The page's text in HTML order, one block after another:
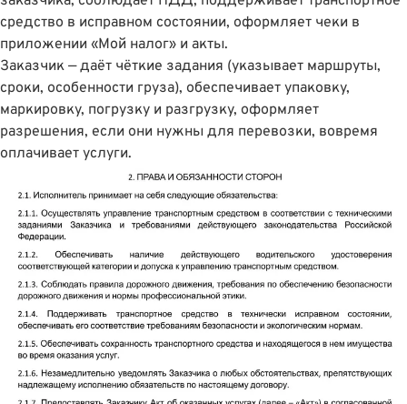
средство в исправном состоянии, оформляет чеки в
приложении «Мой налог» и акты.
Заказчик — даёт чёткие задания (указывает маршруты,
сроки, особенности груза), обеспечивает упаковку,
маркировку, погрузку и разгрузку, оформляет
разрешения, если они нужны для перевозки, вовремя
оплачивает услуги.